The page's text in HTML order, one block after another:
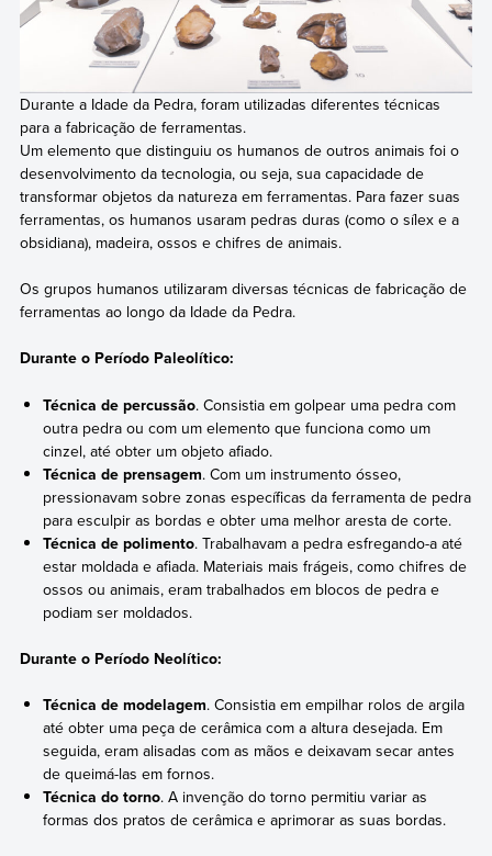
Durante a Idade da Pedra, foram utilizadas diferentes técnicas
para a fabricação de ferramentas.
Um elemento que distinguiu os humanos de outros animais foi o
desenvolvimento da tecnologia, ou seja, sua capacidade de
transformar objetos da natureza em ferramentas. Para fazer suas
ferramentas, os humanos usaram pedras duras (como o sílex e a
obsidiana), madeira, ossos e chifres de animais.
Os grupos humanos utilizaram diversas técnicas de fabricação de
ferramentas ao longo da Idade da Pedra.
Durante o Período Paleolítico:
Técnica de percussão. Consistia em golpear uma pedra com
outra pedra ou com um elemento que funciona como um
cinzel, até obter um objeto afiado.
Técnica de prensagem. Com um instrumento ósseo,
pressionavam sobre zonas específicas da ferramenta de pedra
para esculpir as bordas e obter uma melhor aresta de corte.
Técnica de polimento. Trabalhavam a pedra esfregando-a até
estar moldada e afiada. Materiais mais frágeis, como chifres de
ossos ou animais, eram trabalhados em blocos de pedra e
podiam ser moldados.
Durante o Período Neolítico:
Técnica de modelagem. Consistia em empilhar rolos de argila
até obter uma peça de cerâmica com a altura desejada. Em
seguida, eram alisadas com as mãos e deixavam secar antes
de queimá-las em fornos.
Técnica do torno. A invenção do torno permitiu variar as
formas dos pratos de cerâmica e aprimorar as suas bordas.